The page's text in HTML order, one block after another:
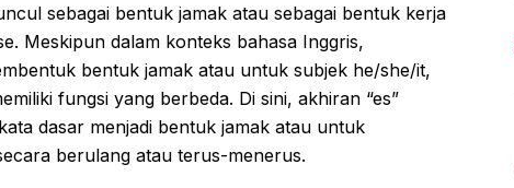
sebagai bentuk jamak atau sebagai bentuk kerja
Meskipun dalam konteks bahasa Inggris,
bentuk jamak atau untuk subjek he/she/it,
fungsi yang berbeda. Di sini, akhiran “es”
dasar menjadi bentuk jamak atau untuk
berulang atau terus-menerus.